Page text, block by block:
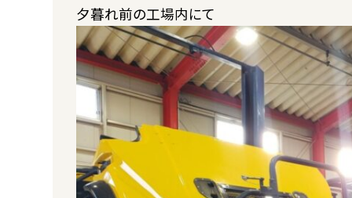
夕暮れ前の工場内にて